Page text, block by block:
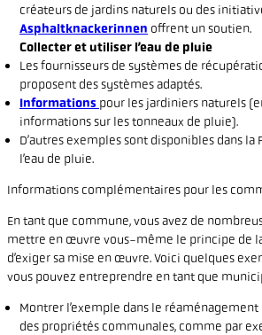
créateurs de jardins naturels ou des
Asphaltknackerinnen offrent un soutien.
Collecter et utiliser l’eau de pluie
Les fournisseurs de systèmes de
proposent des systèmes adaptés.
Informations pour les jardiniers naturels
informations sur les tonneaux de pluie).
D’autres exemples sont disponibles dans la
l’eau de pluie.
Informations complémentaires pour les
En tant que commune, vous avez de
mettre en œuvre vous-même le principe de
d’exiger sa mise en œuvre. Voici quelques
vous pouvez entreprendre en tant que
Montrer l’exemple dans le
des propriétés communales, comme par